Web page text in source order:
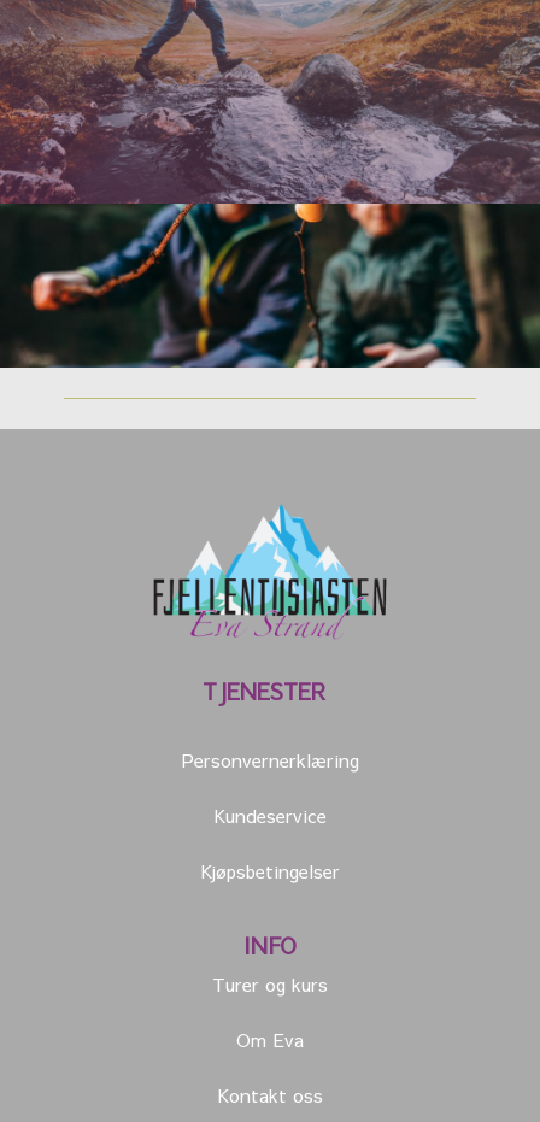
TJENESTER
Personvernerklæring
Kundeservice
Kjøpsbetingelser
INFO
Turer og kurs
Om Eva
Kontakt oss